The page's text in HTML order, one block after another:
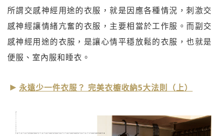
所謂交感神經用途的衣服，就是因應各種情況，刺激交
感神經讓情緒亢奮的衣服，主要相當於工作服。而副交
感神經用途的衣服，是讓心情平穩放鬆的衣服，也就是
便服、室內服和睡衣。
永遠少一件衣服？ 完美衣櫥收納5大法則（上）